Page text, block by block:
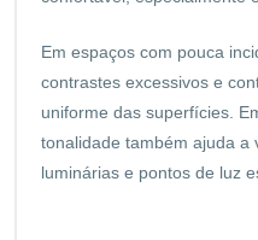
Em espaços com pouca
contrastes excessivos e
uniforme das superfícies.
tonalidade também ajuda a
luminárias e pontos de luz